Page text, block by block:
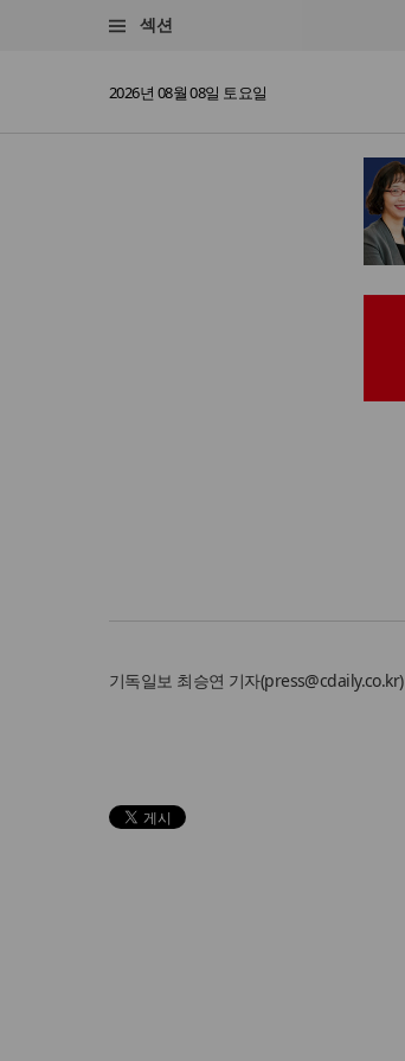
섹션
2026년 08월 08일 토요일
기독일보 최승연 기자(press@cdaily.co.kr)